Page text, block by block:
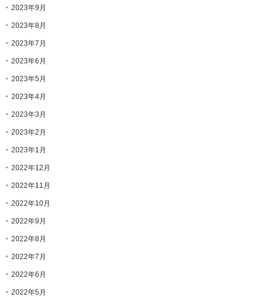
2023年9月
2023年8月
2023年7月
2023年6月
2023年5月
2023年4月
2023年3月
2023年2月
2023年1月
2022年12月
2022年11月
2022年10月
2022年9月
2022年8月
2022年7月
2022年6月
2022年5月